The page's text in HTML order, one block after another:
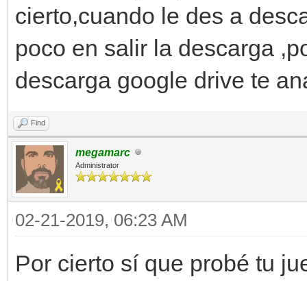
cierto,cuando le des a
poco en salir la descarga
descarga google drive te
Find
megamarc
Administrator
02-21-2019, 06:23 AM
Por cierto sí que probé tu